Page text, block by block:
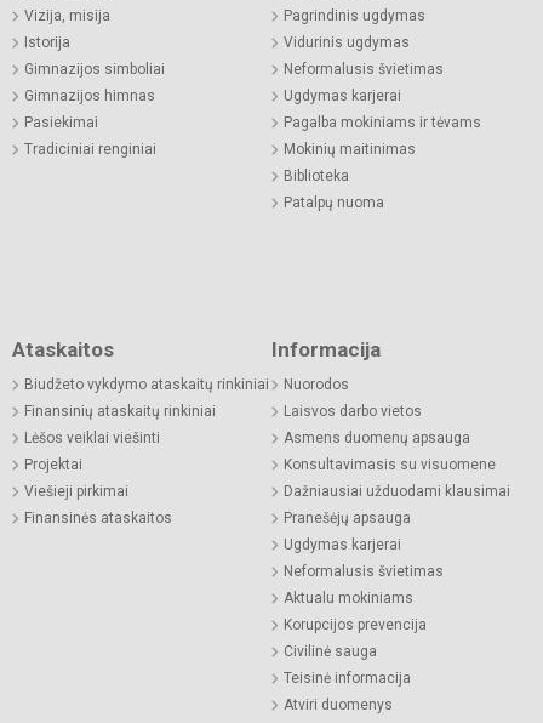
Vizija, misija
Istorija
Gimnazijos simboliai
Gimnazijos himnas
Pasiekimai
Tradiciniai renginiai
Pagrindinis ugdymas
Vidurinis ugdymas
Neformalusis švietimas
Ugdymas karjerai
Pagalba mokiniams ir tėvams
Mokinių maitinimas
Biblioteka
Patalpų nuoma
Ataskaitos
Biudžeto vykdymo ataskaitų rinkiniai
Finansinių ataskaitų rinkiniai
Lėšos veiklai viešinti
Projektai
Viešieji pirkimai
Finansinės ataskaitos
Informacija
Nuorodos
Laisvos darbo vietos
Asmens duomenų apsauga
Konsultavimasis su visuomene
Dažniausiai užduodami klausimai
Pranešėjų apsauga
Ugdymas karjerai
Neformalusis švietimas
Aktualu mokiniams
Korupcijos prevencija
Civilinė sauga
Teisinė informacija
Atviri duomenys